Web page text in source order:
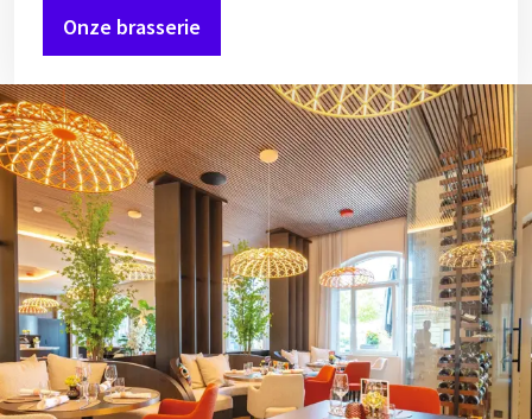
Onze brasserie